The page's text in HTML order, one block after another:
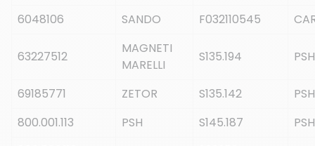
6048106
SANDO F032110545
63227512
MAGNETI
MARELLI
S135.194 PSH
69185771 ZETOR S135.142
PSH
800.001.113
PSH S145.187
PSH